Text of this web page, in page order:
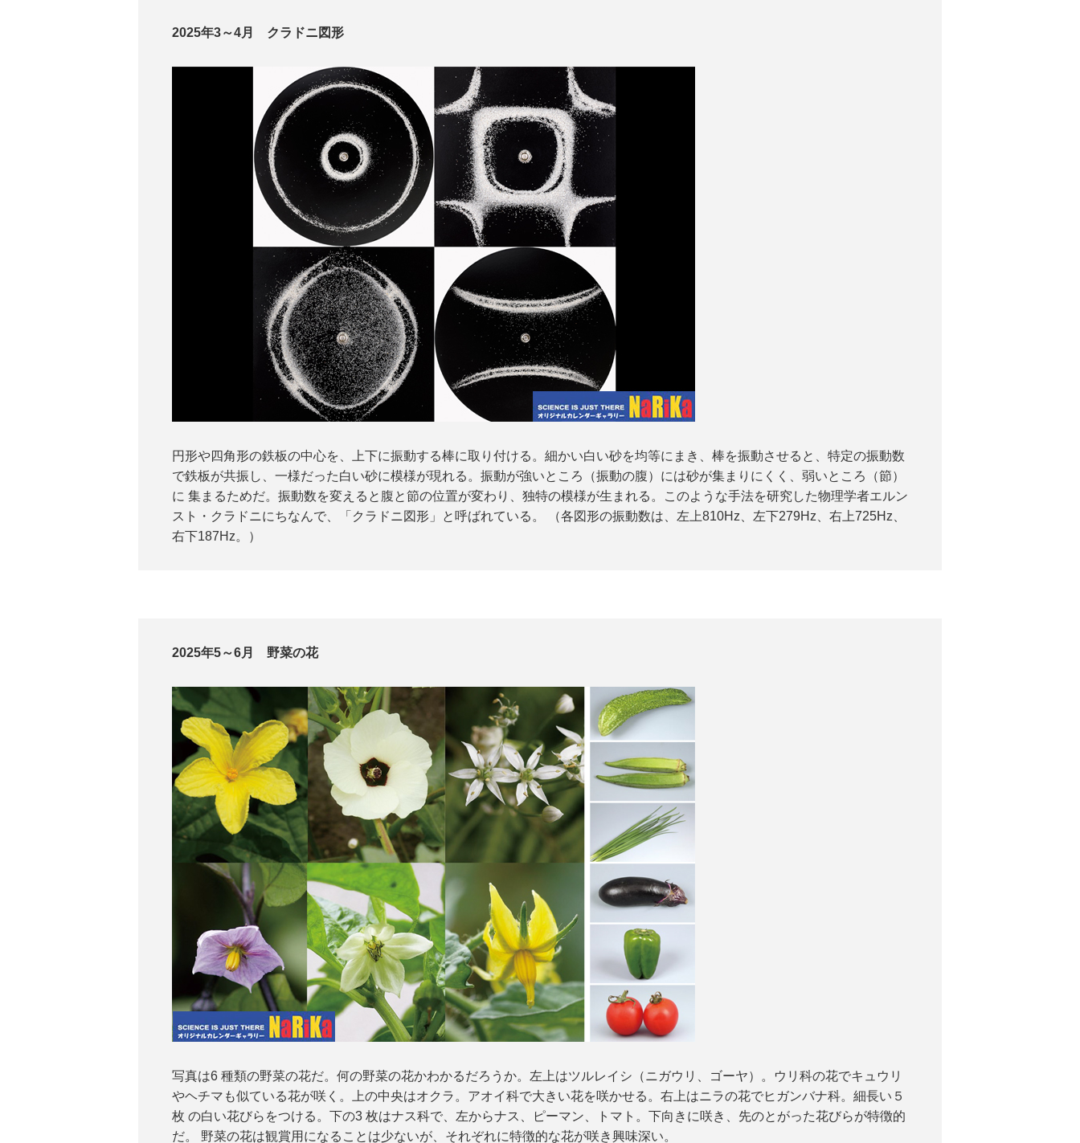
2025年3～4月 クラドニ図形
円形や四角形の鉄板の中心を、上下に振動する棒に取り付ける。細かい白い砂を均等にまき、棒を振動させると、特定の振動数
で鉄板が共振し、一様だった白い砂に模様が現れる。振動が強いところ（振動の腹）には砂が集まりにくく、弱いところ（節）
に 集まるためだ。振動数を変えると腹と節の位置が変わり、独特の模様が生まれる。このような手法を研究した物理学者エルン
スト・クラドニにちなんで、「クラドニ図形」と呼ばれている。 （各図形の振動数は、左上810Hz、左下279Hz、右上725Hz、
右下187Hz。）
2025年5～6月 野菜の花
写真は6 種類の野菜の花だ。何の野菜の花かわかるだろうか。左上はツルレイシ（ニガウリ、ゴーヤ）。ウリ科の花でキュウリ
やヘチマも似ている花が咲く。上の中央はオクラ。アオイ科で大きい花を咲かせる。右上はニラの花でヒガンバナ科。細長い５
枚 の白い花びらをつける。下の3 枚はナス科で、左からナス、ピーマン、トマト。下向きに咲き、先のとがった花びらが特徴的
だ。 野菜の花は観賞用になることは少ないが、それぞれに特徴的な花が咲き興味深い。